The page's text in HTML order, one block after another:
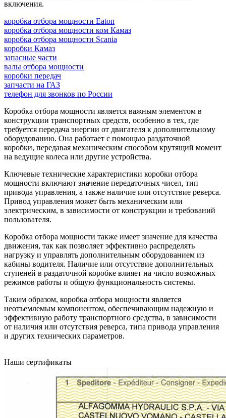
включения.
коробка отбора мощности Eaton
коробка отбора мощности ком Камаз
коробка отбора мощности Scania
коробки Камаз
запасные части
валы отбора мощности
коробки передач
запчасти на ГАЗ
телефон для звонков по России
Коробка отбора мощности является важным элементом в
конструкции транспортных средств, особенно в тех, где
требуется передача энергии от двигателя к дополнительному
оборудованию. Она работает с помощью раздаточной
коробки, передавая механическим способом крутящий момент
на ведущие колеса или другие устройства.
Ключевые технические характеристики коробки отбора
мощности включают значение передаточных чисел, тип
привода управления, а также наличие или отсутствие реверса.
Привод управления может быть механическим или
электрическим, в зависимости от конструкции и требований
пользователя.
Коробка отбора мощности также имеет значение для качества
движения, так как позволяет эффективно распределять
нагрузку и управлять дополнительным оборудованием из
кабины водителя. Наличие или отсутствие дополнительных
ступеней в раздаточной коробке влияет на число возможных
режимов работы и общую функциональность системы.
Таким образом, коробка отбора мощности является
неотъемлемым компонентом, обеспечивающим надежную и
эффективную работу транспортного средства, в зависимости
от наличия или отсутствия реверса, типа привода управления
и других технических параметров.
Наши сертификаты